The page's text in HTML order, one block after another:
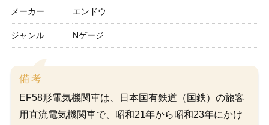
メーカー エンドウ
ジャンル Nゲージ
備考
EF58形電気機関車は、日本国有鉄道（国鉄）の旅客
用直流電気機関車で、昭和21年から昭和23年にかけ